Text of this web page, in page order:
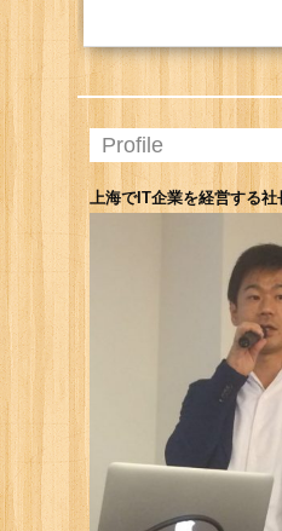
Profile
上海でIT企業を経営する社